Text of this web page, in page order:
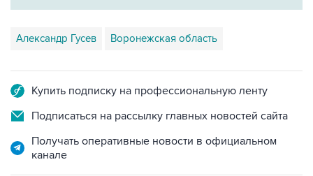
Александр Гусев Воронежская область
Купить подписку на профессиональную ленту
Подписаться на рассылку главных новостей сайта
Получать оперативные новости в официальном
канале